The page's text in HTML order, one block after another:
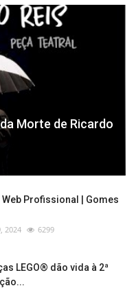
Morte de Ricardo
Profissional | Gomes
2024 6299
LEGO® dão vida à 2ª